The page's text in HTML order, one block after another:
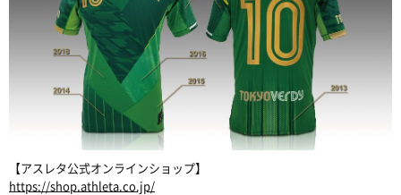
【アスレタ公式オンラインショップ】
https://shop.athleta.co.jp/